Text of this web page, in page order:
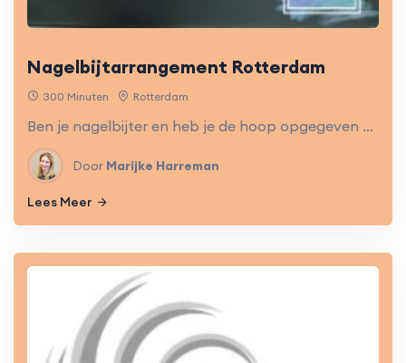
Nagelbijtarrangement Rotterdam
300 Minuten Rotterdam
Ben je nagelbijter en heb je de hoop opgegeven dat je mooie verzorgde nagels kan hebben? Goed nieuws: Door middel van een speciaal nagelbijtarrangement is het voor nagelbijters mogelijk om van het nagelbijten af te komen.
Door Marijke Harreman
Lees Meer